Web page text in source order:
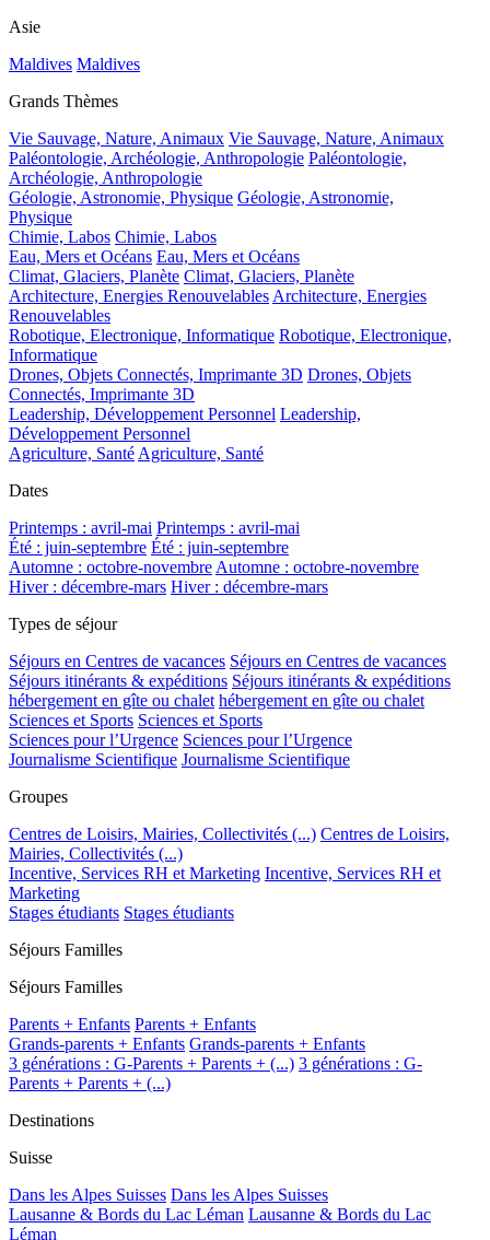
Asie
Maldives Maldives
Grands Thèmes
Vie Sauvage, Nature, Animaux Vie Sauvage, Nature, Animaux
Paléontologie, Archéologie, Anthropologie Paléontologie,
Archéologie, Anthropologie
Géologie, Astronomie, Physique Géologie, Astronomie,
Physique
Chimie, Labos Chimie, Labos
Eau, Mers et Océans Eau, Mers et Océans
Climat, Glaciers, Planète Climat, Glaciers, Planète
Architecture, Energies Renouvelables Architecture, Energies
Renouvelables
Robotique, Electronique, Informatique Robotique, Electronique,
Informatique
Drones, Objets Connectés, Imprimante 3D Drones, Objets
Connectés, Imprimante 3D
Leadership, Développement Personnel Leadership,
Développement Personnel
Agriculture, Santé Agriculture, Santé
Dates
Printemps : avril-mai Printemps : avril-mai
Été : juin-septembre Été : juin-septembre
Automne : octobre-novembre Automne : octobre-novembre
Hiver : décembre-mars Hiver : décembre-mars
Types de séjour
Séjours en Centres de vacances Séjours en Centres de vacances
Séjours itinérants & expéditions Séjours itinérants & expéditions
hébergement en gîte ou chalet hébergement en gîte ou chalet
Sciences et Sports Sciences et Sports
Sciences pour l’Urgence Sciences pour l’Urgence
Journalisme Scientifique Journalisme Scientifique
Groupes
Centres de Loisirs, Mairies, Collectivités (...) Centres de Loisirs,
Mairies, Collectivités (...)
Incentive, Services RH et Marketing Incentive, Services RH et
Marketing
Stages étudiants Stages étudiants
Séjours Familles
Séjours Familles
Parents + Enfants Parents + Enfants
Grands-parents + Enfants Grands-parents + Enfants
3 générations : G-Parents + Parents + (...) 3 générations : G-
Parents + Parents + (...)
Destinations
Suisse
Dans les Alpes Suisses Dans les Alpes Suisses
Lausanne & Bords du Lac Léman Lausanne & Bords du Lac
Léman